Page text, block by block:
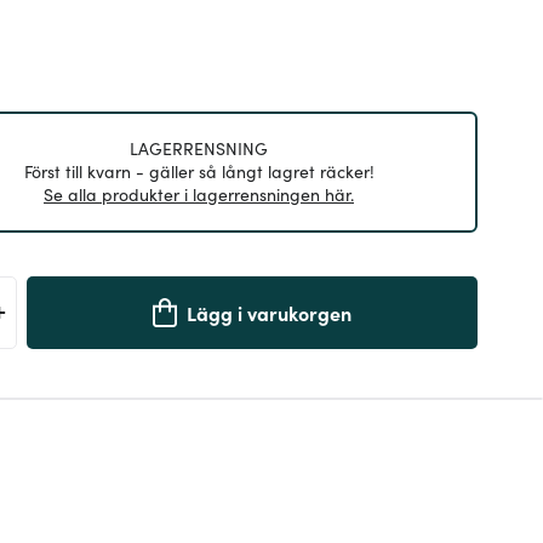
LAGERRENSNING
Först till kvarn - gäller så långt lagret räcker!
Se alla produkter i lagerrensningen här.
Lägg i varukorgen